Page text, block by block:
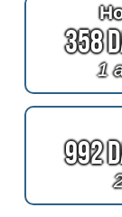
358
1
992